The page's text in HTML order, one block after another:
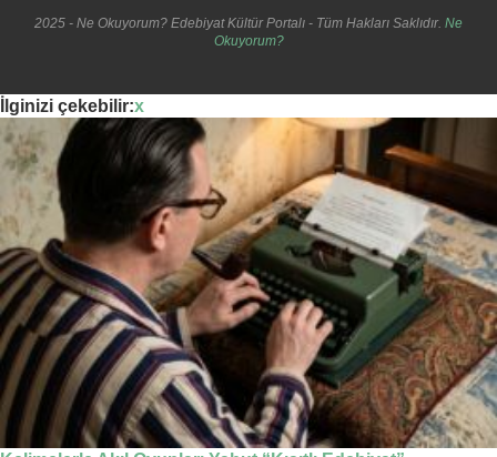
2025 - Ne Okuyorum? Edebiyat Kültür Portalı - Tüm Hakları Saklıdır. Ne
Okuyorum?
İlginizi çekebilir:x